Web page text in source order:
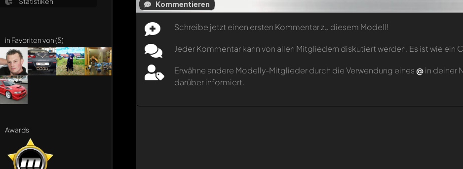
in Favoriten von (5)
Awards
Kommentieren
Schreibe jetzt einen ersten Kommentar zu diesem Modell!
Jeder Kommentar kann von allen Mitgliedern diskutiert werden. Es ist wie ein
Erwähne andere Modelly-Mitglieder durch die Verwendung eines @in deiner
darüber informiert.